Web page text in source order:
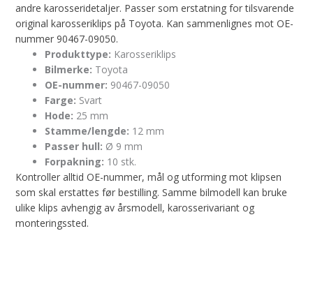
andre karosseridetaljer. Passer som erstatning for tilsvarende
original karosseriklips på Toyota. Kan sammenlignes mot OE-
nummer 90467-09050.
Produkttype: Karosseriklips
Bilmerke: Toyota
OE-nummer: 90467-09050
Farge: Svart
Hode: 25 mm
Stamme/lengde: 12 mm
Passer hull: Ø 9 mm
Forpakning: 10 stk.
Kontroller alltid OE-nummer, mål og utforming mot klipsen
som skal erstattes før bestilling. Samme bilmodell kan bruke
ulike klips avhengig av årsmodell, karosserivariant og
monteringssted.